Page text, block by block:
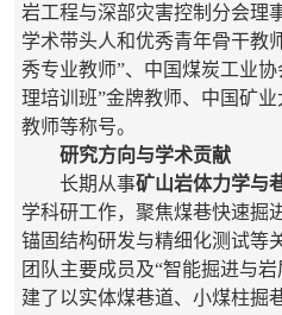
岩工程与深部灾害控制分会理
学术带头人和优秀青年骨干教
秀专业教师”、中国煤炭工业
理培训班”金牌教师、中国矿
教师等称号。
研究方向与学术贡献
长期从事矿山岩体力学与
学科研工作，聚焦煤巷快速掘
锚固结构研发与精细化测试等
团队主要成员及“智能掘进与
建了以实体煤巷道、小煤柱掘